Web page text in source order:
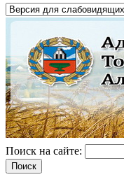
Поиск на сайте: